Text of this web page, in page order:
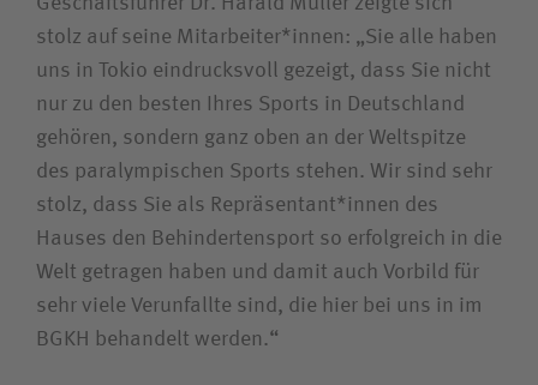
stolz auf seine Mitarbeiter*innen: „Sie alle haben
uns in Tokio eindrucksvoll gezeigt, dass Sie nicht
nur zu den besten Ihres Sports in Deutschland
gehören, sondern ganz oben an der Weltspitze
des paralympischen Sports stehen. Wir sind sehr
stolz, dass Sie als Repräsentant*innen des
Hauses den Behindertensport so erfolgreich in die
Welt getragen haben und damit auch Vorbild für
sehr viele Verunfallte sind, die hier bei uns in im
BGKH behandelt werden.“